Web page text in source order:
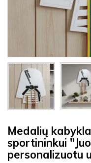
Medalių
sportininkui
personalizuotu